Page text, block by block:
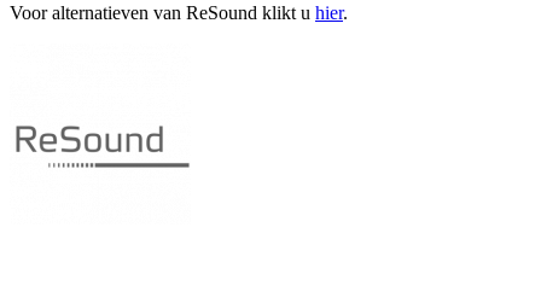
Voor alternatieven van ReSound klikt u hier.